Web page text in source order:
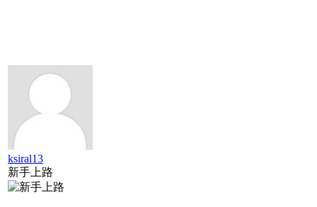
ksiral13
新手上路